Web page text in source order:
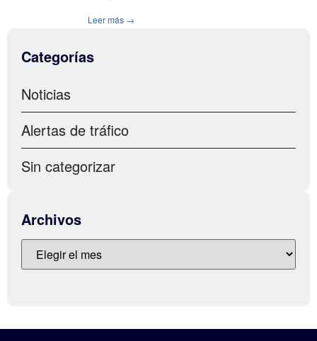
Leer más →
Categorías
Noticias
Alertas de tráfico
Sin categorizar
Archivos